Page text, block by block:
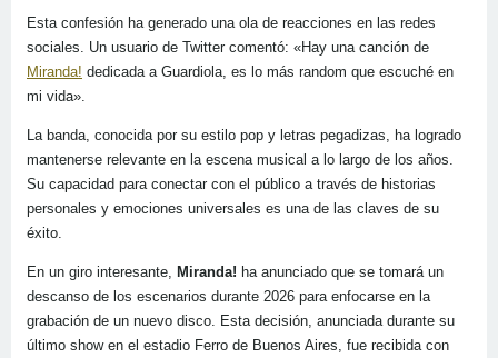
Esta confesión ha generado una ola de reacciones en las redes
sociales. Un usuario de Twitter comentó: «Hay una canción de
Miranda! dedicada a Guardiola, es lo más random que escuché en
mi vida».
La banda, conocida por su estilo pop y letras pegadizas, ha logrado
mantenerse relevante en la escena musical a lo largo de los años.
Su capacidad para conectar con el público a través de historias
personales y emociones universales es una de las claves de su
éxito.
En un giro interesante, Miranda! ha anunciado que se tomará un
descanso de los escenarios durante 2026 para enfocarse en la
grabación de un nuevo disco. Esta decisión, anunciada durante su
último show en el estadio Ferro de Buenos Aires, fue recibida con